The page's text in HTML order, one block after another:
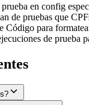
en config
de pruebas que
Código para
de prueba